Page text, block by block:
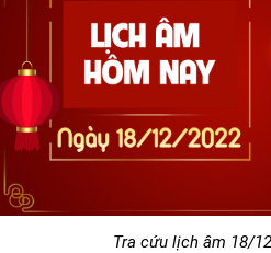
Tra cứu lịch âm 18/